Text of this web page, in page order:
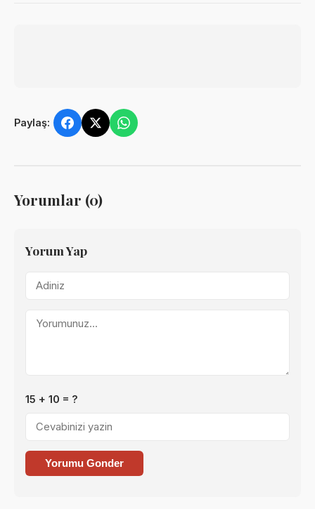
Paylaş:
Yorumlar (0)
Yorum Yap
15 + 10 = ?
Yorumu Gonder